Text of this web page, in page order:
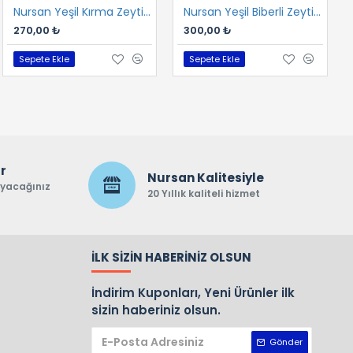
Nursan Yeşil Kırma Zeytin 1 kg
270,00 ₺
Sepete Ekle
Nursan Yeşil Biberli Zeytin 1 kg
300,00 ₺
Sepete Ekle
Nursan Kalitesiyle
20 Yıllık kaliteli hizmet
İLK SIZIN HABERINIZ OLSUN
İndirim Kuponları, Yeni Ürünler ilk
sizin haberiniz olsun.
Gönder